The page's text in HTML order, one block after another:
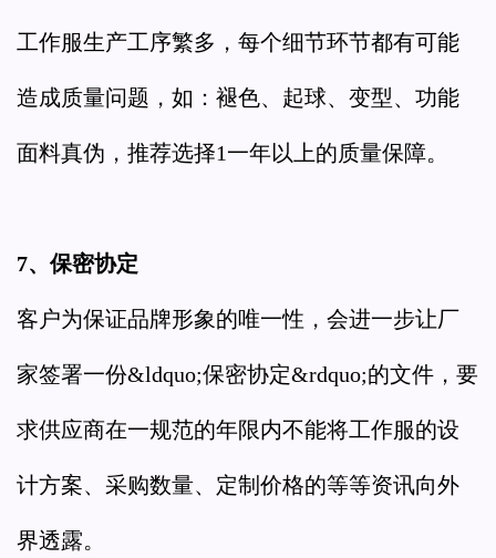
工作服生产工序繁多，每个细节环节都有可能
造成质量问题，如：褪色、起球、变型、功能
面料真伪，推荐选择1一年以上的质量保障。
7、保密协定
客户为保证品牌形象的唯一性，会进一步让厂
家签署一份&ldquo;保密协定&rdquo;的文件，要
求供应商在一规范的年限内不能将工作服的设
计方案、采购数量、定制价格的等等资讯向外
界透露。